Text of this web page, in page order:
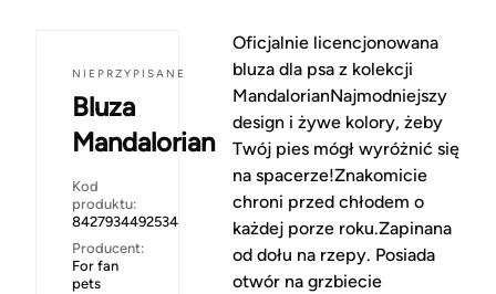
NIEPRZYPISANE
Bluza
Mandalorian
Kod
produktu:
8427934492534
Producent:
For fan
pets
Oficjalnie licencjonowana
bluza dla psa z kolekcji
MandalorianNajmodniejszy
design i żywe kolory, żeby
Twój pies mógł wyróżnić się
na spacerze!Znakomicie
chroni przed chłodem o
każdej porze roku.Zapinana
od dołu na rzepy. Posiada
otwór na grzbiecie